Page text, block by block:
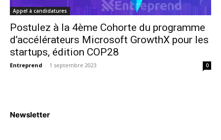
Appel à candidatures
Postulez à la 4ème Cohorte du programme
d’accélérateurs Microsoft GrowthX pour les
startups, édition COP28
Entreprend - 1 septembre 2023 0
Newsletter